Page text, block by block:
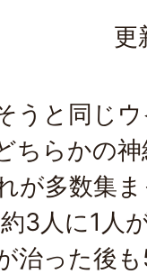
更
うと同じ
ちらかの
が多数集
3人に1人
治った後